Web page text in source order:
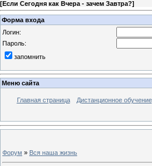
[Если Сегодня как Вчера - зачем Завтра?]
Форма входа
Логин:
Пароль:
запомнить
Меню сайта
Главная страница Дистанционное обучение
Форум » Вся наша жизнь